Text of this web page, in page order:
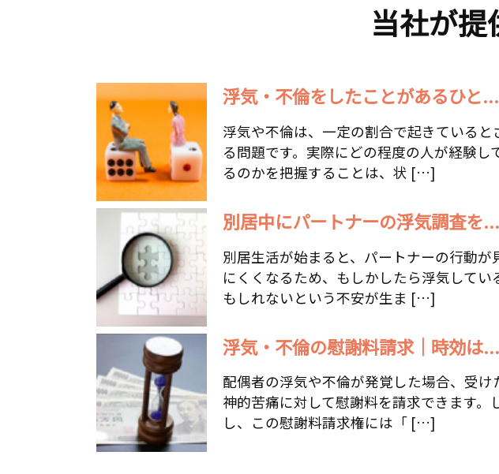
当社が
浮気・不倫をしたことがあるひと...
浮気や不倫は、一定の割合で起きていると
る問題です。実際にどの程度の人が経験し
るのかを把握することは、状 […]
別居中にパートナーの浮気調査を...
別居生活が始まると、パートナーの行動が
にくくなるため、もしかしたら浮気してい
もしれないという不安が生ま […]
浮気・不倫の慰謝料請求｜時効は...
配偶者の浮気や不倫が発覚した場合、受け
神的苦痛に対して慰謝料を請求できます。
し、この慰謝料請求権には「 […]